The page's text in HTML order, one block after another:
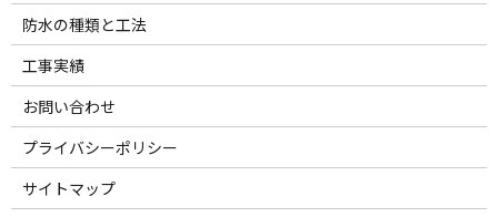
防水の種類と工法
工事実績
お問い合わせ
プライバシーポリシー
サイトマップ